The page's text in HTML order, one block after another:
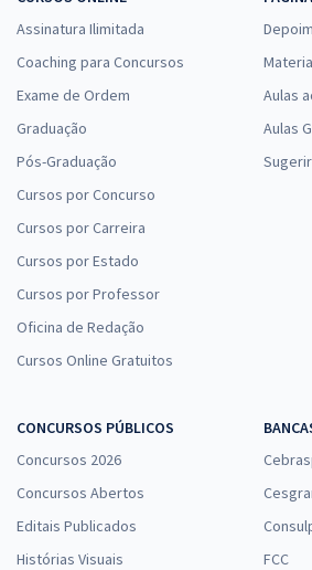
Assinatura Ilimitada
Coaching para Concursos
Exame de Ordem
Graduação
Pós-Graduação
Cursos por Concurso
Cursos por Carreira
Cursos por Estado
Cursos por Professor
Oficina de Redação
Cursos Online Gratuitos
Aulas
Aulas
CONCURSOS PÚBLICOS
Concursos 2026
Concursos Abertos
Editais Publicados
Histórias Visuais
FCC